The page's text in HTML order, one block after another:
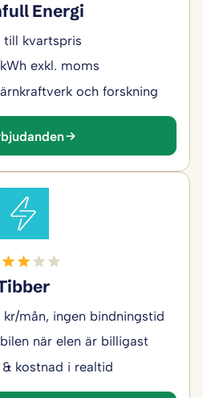
Energi
till kvartspris
exkl. moms
och forskning
mån, ingen bindningstid
när elen är billigast
kostnad i realtid